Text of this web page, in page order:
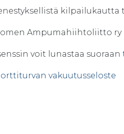
kilpailukautta
Ampumahiihtoliitto ry
voit lunastaa suoraan
vakuutusseloste